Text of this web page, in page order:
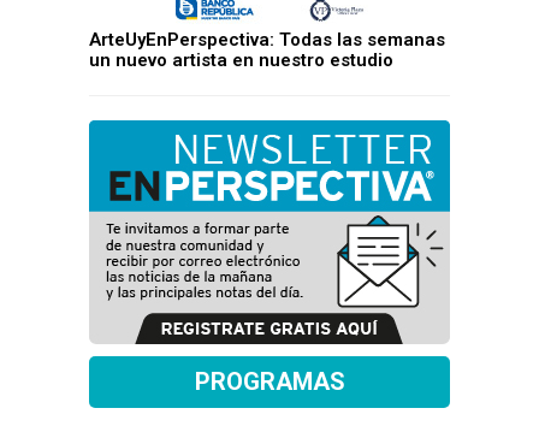
ArteUyEnPerspectiva: Todas las semanas
un nuevo artista en nuestro estudio
PROGRAMAS